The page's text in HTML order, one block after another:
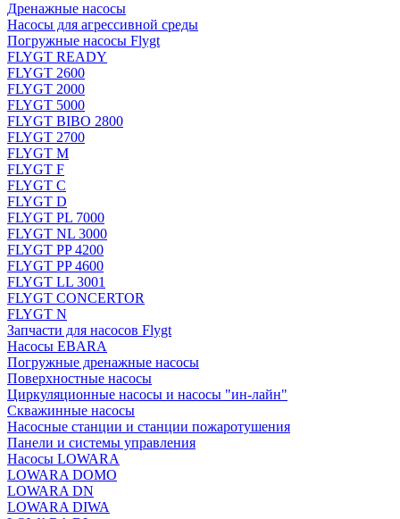
Дренажные насосы
Насосы для агрессивной среды
Погружные насосы Flygt
FLYGT READY
FLYGT 2600
FLYGT 2000
FLYGT 5000
FLYGT BIBO 2800
FLYGT 2700
FLYGT M
FLYGT F
FLYGT C
FLYGT D
FLYGT PL 7000
FLYGT NL 3000
FLYGT PP 4200
FLYGT PP 4600
FLYGT LL 3001
FLYGT CONCERTOR
FLYGT N
Запчасти для насосов Flygt
Насосы EBARA
Погружные дренажные насосы
Поверхностные насосы
Циркуляционные насосы и насосы "ин-лайн"
Скважинные насосы
Насосные станции и станции пожаротушения
Панели и системы управления
Насосы LOWARA
LOWARA DOMO
LOWARA DN
LOWARA DIWA